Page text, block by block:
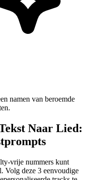
namen van beroemde
Naar Lied:
vrije nummers kunt
Volg deze 3 eenvoudige